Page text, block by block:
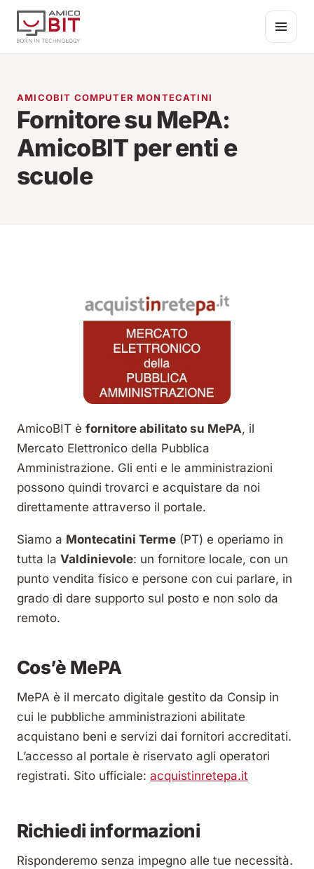
Salta al contenuto
AMICOBIT COMPUTER MONTECATINI
Fornitore su MePA:
AmicoBIT per enti e
scuole
AmicoBIT è fornitore abilitato su MePA, il
Mercato Elettronico della Pubblica
Amministrazione. Gli enti e le amministrazioni
possono quindi trovarci e acquistare da noi
direttamente attraverso il portale.
Siamo a Montecatini Terme (PT) e operiamo in
tutta la Valdinievole: un fornitore locale, con un
punto vendita fisico e persone con cui parlare, in
grado di dare supporto sul posto e non solo da
remoto.
Cos’è MePA
MePA è il mercato digitale gestito da Consip in
cui le pubbliche amministrazioni abilitate
acquistano beni e servizi dai fornitori accreditati.
L’accesso al portale è riservato agli operatori
registrati. Sito ufficiale: acquistinretepa.it
Richiedi informazioni
Risponderemo senza impegno alle tue necessità.